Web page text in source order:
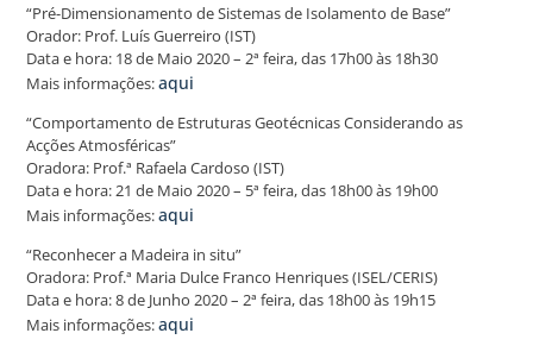
“Pré-Dimensionamento de Sistemas de Isolamento de Base”
Orador: Prof. Luís Guerreiro (IST)
Data e hora: 18 de Maio 2020 – 2ª feira, das 17h00 às 18h30
Mais informações:aqui
“Comportamento de Estruturas Geotécnicas Considerando as
Acções Atmosféricas”
Oradora: Prof.ª Rafaela Cardoso (IST)
Data e hora: 21 de Maio 2020 – 5ª feira, das 18h00 às 19h00
Mais informações:aqui
“Reconhecer a Madeira in situ”
Oradora: Prof.ª Maria Dulce Franco Henriques (ISEL/CERIS)
Data e hora: 8 de Junho 2020 – 2ª feira, das 18h00 às 19h15
Mais informações:aqui